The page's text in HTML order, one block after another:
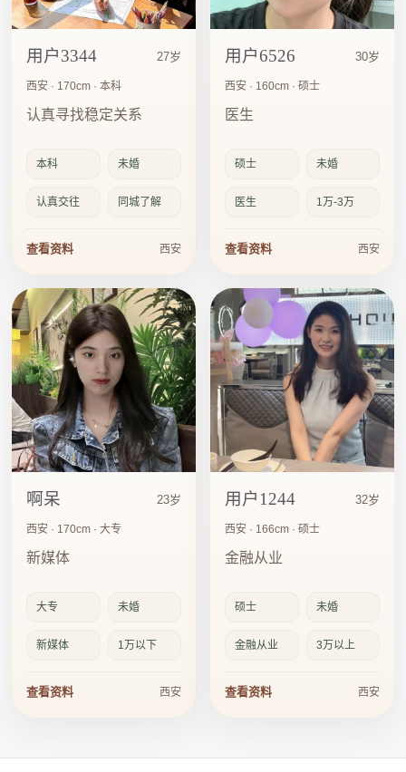
用户3344 27岁
西安 · 170cm · 本科
认真寻找稳定关系
本科 未婚
认真交往 同城了解
查看资料 西安
用户6526 30岁
西安 · 160cm · 硕士
医生
硕士 未婚
医生 1万-3万
查看资料 西安
啊呆 23岁
西安 · 170cm · 大专
新媒体
大专 未婚
新媒体 1万以下
查看资料 西安
用户1244 32岁
西安 · 166cm · 硕士
金融从业
硕士 未婚
金融从业 3万以上
查看资料 西安